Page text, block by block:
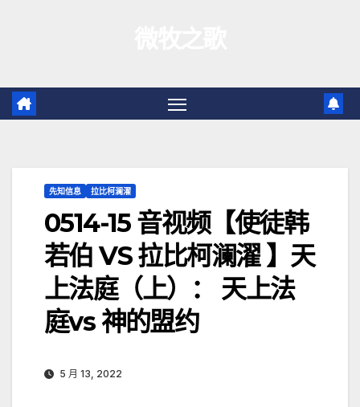
容
先知信息 拉比柯澜濯
0514-15 音视频【使徒韩
若伯 VS 拉比柯澜濯 】天
上法庭（上）： 天上法
庭vs 神的盟约
5 月 13, 2022